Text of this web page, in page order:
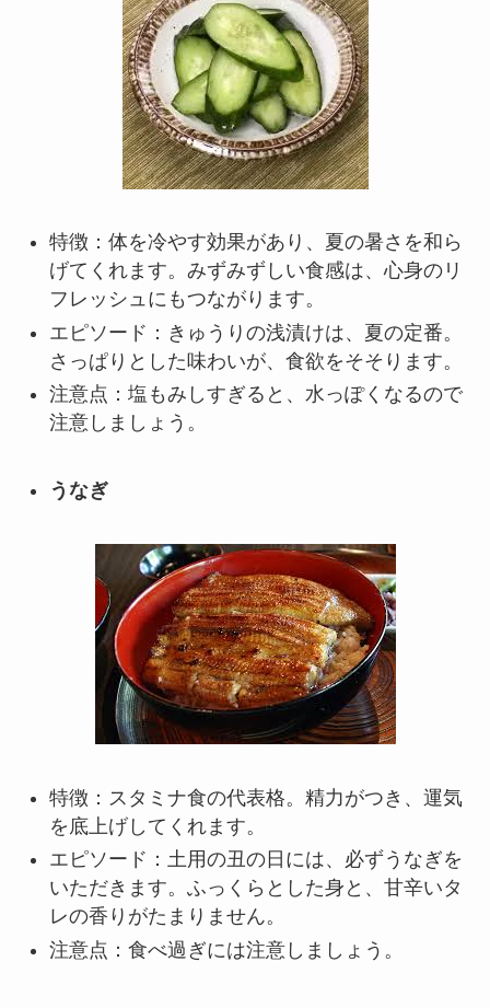
特徴：体を冷やす効果があり、夏の暑さを和ら
げてくれます。みずみずしい食感は、心身のリ
フレッシュにもつながります。
エピソード：きゅうりの浅漬けは、夏の定番。
さっぱりとした味わいが、食欲をそそります。
注意点：塩もみしすぎると、水っぽくなるので
注意しましょう。
うなぎ
特徴：スタミナ食の代表格。精力がつき、運気
を底上げしてくれます。
エピソード：土用の丑の日には、必ずうなぎを
いただきます。ふっくらとした身と、甘辛いタ
レの香りがたまりません。
注意点：食べ過ぎには注意しましょう。